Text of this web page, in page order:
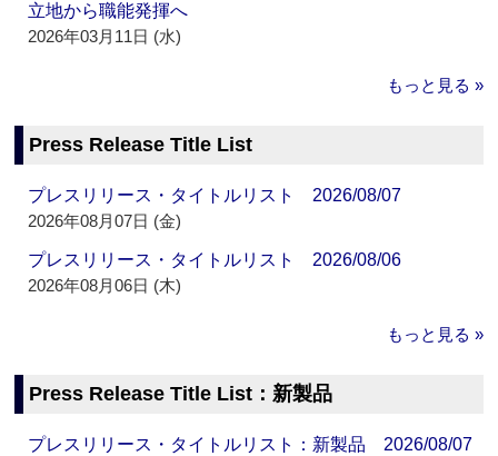
立地から職能発揮へ
2026年03月11日 (水)
もっと見る »
Press Release Title List
プレスリリース・タイトルリスト 2026/08/07
2026年08月07日 (金)
プレスリリース・タイトルリスト 2026/08/06
2026年08月06日 (木)
もっと見る »
Press Release Title List：新製品
プレスリリース・タイトルリスト：新製品 2026/08/07